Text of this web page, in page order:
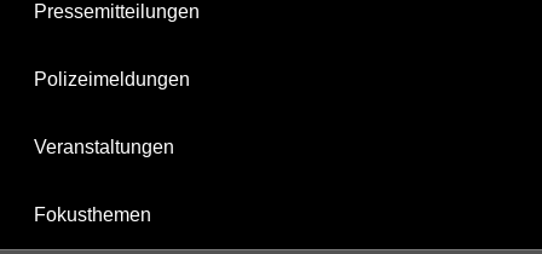
Pressemitteilungen
Polizeimeldungen
Veranstaltungen
Fokusthemen